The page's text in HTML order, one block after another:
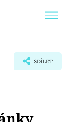
SDÍLET